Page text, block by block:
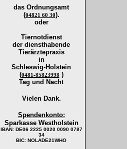
das Ordnungsamt
(04821 60 30).
oder
Tiernotdienst
der diensthabende
Tierärztepraxis
in
Schleswig-Holstein
(0481-85823998 )
Tag und Nacht
Vielen Dank.
Spendenkonto:
Sparkasse Westholstein
IBAN: DE06 2225 0020 0090 0787
34
BIC: NOLADE21WHO